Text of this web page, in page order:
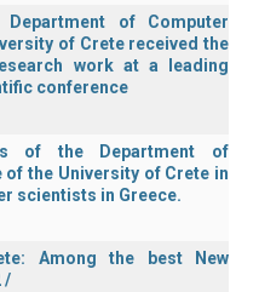
of Computer
of Crete received the
work at a leading
conference
of the Department of
of the University of Crete in
scientists in Greece.
Among the best New
/